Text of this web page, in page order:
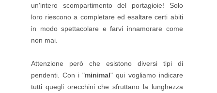
un'intero scompartimento del portagioie! Solo
loro riescono a completare ed esaltare certi abiti
in modo spettacolare e farvi innamorare come
non mai.
Attenzione però che esistono diversi tipi di
pendenti. Con i "minimal" qui vogliamo indicare
tutti quegli orecchini che sfruttano la lunghezza